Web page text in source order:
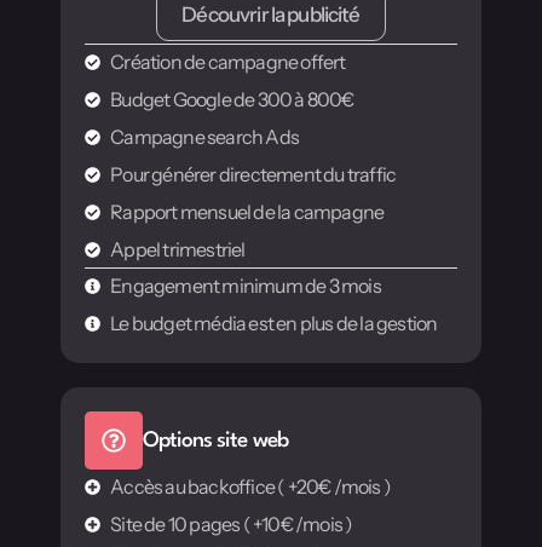
Découvrir la publicité
Création de campagne offert
Budget Google de 300 à 800€
Campagne search Ads
Pour générer directement du traffic
Rapport mensuel de la campagne
Appel trimestriel
Engagement minimum de 3 mois
Le budget média est en plus de la gestion
Options site web
Accès au backoffice ( +20€ /mois )
Site de 10 pages ( +10€ /mois )